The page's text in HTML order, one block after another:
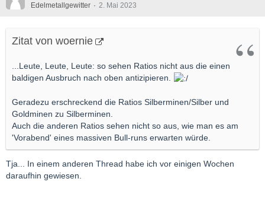
Edelmetallgewitter 2. Mai 2023
Zitat von woernie
...Leute, Leute, Leute: so sehen Ratios nicht aus die einen
baldigen Ausbruch nach oben antizipieren.
Geradezu erschreckend die Ratios Silberminen/Silber und
Goldminen zu Silberminen.
Auch die anderen Ratios sehen nicht so aus, wie man es am
'Vorabend' eines massiven Bull-runs erwarten würde.
Tja... In einem anderen Thread habe ich vor einigen Wochen
daraufhin gewiesen.